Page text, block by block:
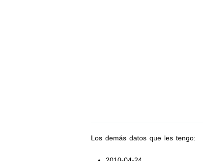
Los demás datos que les tengo: